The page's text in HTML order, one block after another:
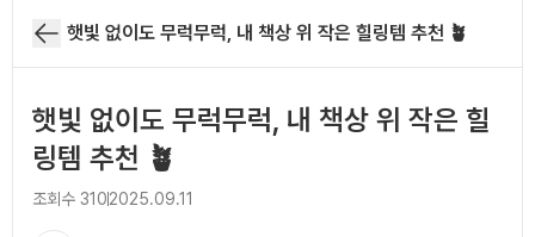
햇빛 없이도 무럭무럭, 내 책상 위 작은 힐링템 추천 🪴
햇빛 없이도 무럭무럭, 내 책상 위 작은 힐
링템 추천 🪴
조회수 3102025.09.11